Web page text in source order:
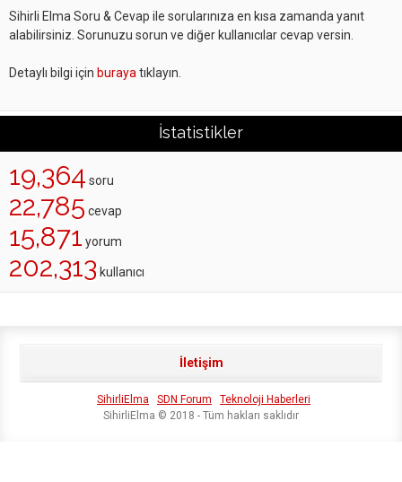
Sihirli Elma Soru & Cevap ile sorularınıza en kısa zamanda yanıt
alabilirsiniz. Sorunuzu sorun ve diğer kullanıcılar cevap versin.
Detaylı bilgi için buraya tıklayın.
İstatistikler
19,364 soru
22,785 cevap
15,871 yorum
202,313 kullanıcı
İletişim
SihirliElma SDN Forum
Teknoloji Haberleri
SihirliElma © 2018 - Tüm hakları saklıdır